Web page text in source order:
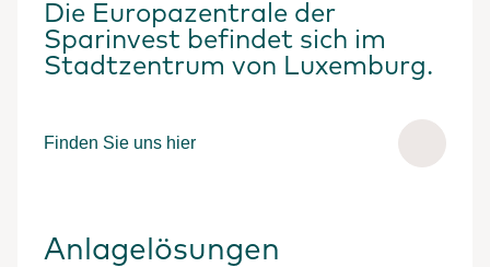
Die Europazentrale der
Sparinvest befindet sich im
Stadtzentrum von Luxemburg.
Finden Sie uns hier
Anlagelösungen